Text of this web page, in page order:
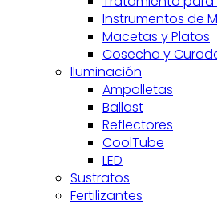
Instrumentos de
Macetas y Platos
Cosecha y
Iluminación
Ampolletas
Ballast
Reflectores
CoolTube
LED
Sustratos
Fertilizantes